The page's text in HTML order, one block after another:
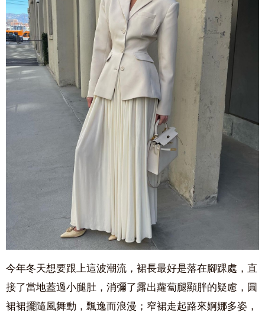
今年冬天想要跟上這波潮流，裙長最好是落在腳踝處，直
接了當地蓋過小腿肚，消彌了露出蘿蔔腿顯胖的疑慮，圓
裙裙擺隨風舞動，飄逸而浪漫；窄裙走起路來婀娜多姿，